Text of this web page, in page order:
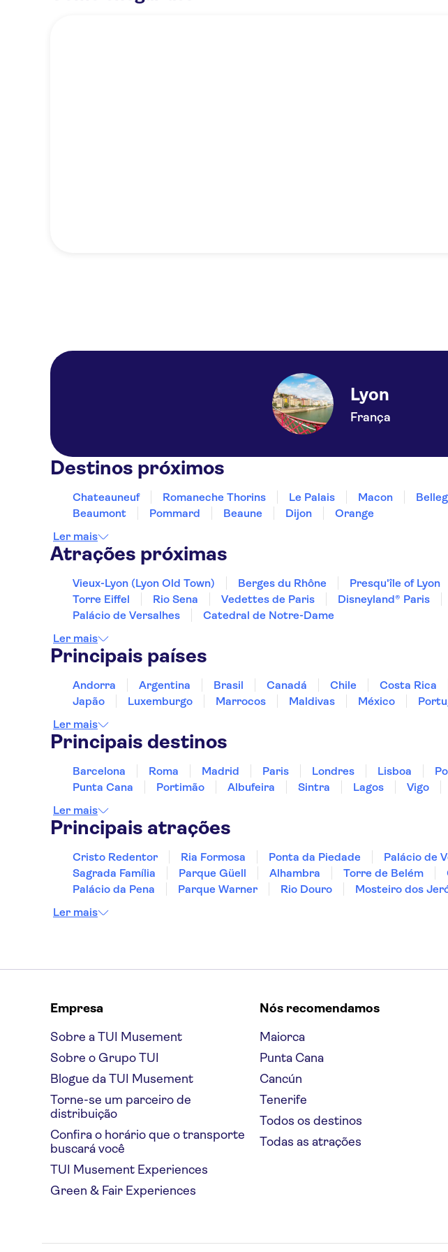
Lyon
França
Destinos próximos
Chateauneuf Romaneche Thorins Le Palais Macon
Beaumont
Pommard Beaune Dijon
Orange
Ler mais
Atrações próximas
Vieux-Lyon (Lyon Old Town) Berges du Rhône Presqu'île of Lyon
Torre Eiffel
Rio Sena Vedettes de Paris Disneyland® Paris
Palácio de Versalhes
Catedral de Notre-Dame
Ler mais
Principais países
Andorra Argentina Brasil Canadá Chile Costa Rica
Japão
Luxemburgo Marrocos Maldivas México
Ler mais
Principais destinos
Barcelona Roma Madrid Paris Londres Lisboa
Punta Cana
Portimão Albufeira Sintra Lagos Vigo
Ler mais
Principais atrações
Cristo Redentor Ria Formosa Ponta da Piedade Palácio de
Sagrada Família
Parque Güell Alhambra Torre de Belém
Palácio da Pena
Parque Warner Rio Douro Mosteiro dos
Ler mais
Empresa
Sobre a TUI Musement
Sobre o Grupo TUI
Blogue da TUI Musement
Torne-se um parceiro de
distribuição
Confira o horário que o transporte
buscará você
TUI Musement Experiences
Green & Fair Experiences
Nós recomendamos
Maiorca
Punta Cana
Cancún
Tenerife
Todos os destinos
Todas as atrações